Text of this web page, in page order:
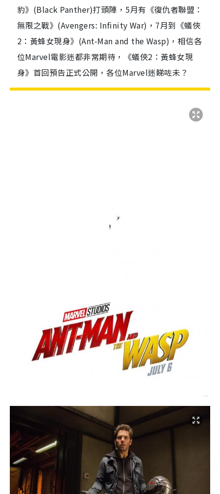
豹》(Black Panther)打頭陣，5月有《復仇者聯盟：
無限之戰》(Avengers: Infinity War)，7月到《蟻俠
2：黃蜂女現身》(Ant-Man and the Wasp)，相信各
位Marvel電影迷都非常期待，《蟻俠2：黃蜂女現
身》首回預告正式公開，各位Marvel迷睇咗未？